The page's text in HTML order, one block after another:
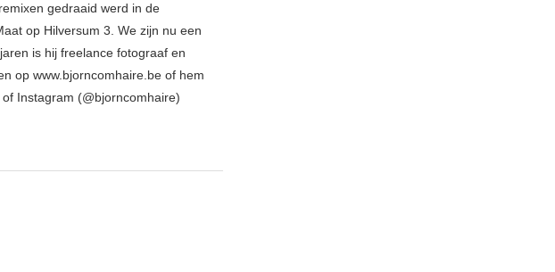
gedraaid werd in de
op Hilversum 3. We zijn nu een
is hij freelance fotograaf en
op www.bjorncomhaire.be of hem
Instagram (@bjorncomhaire)